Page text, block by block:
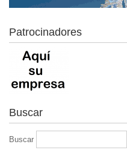
Patrocinadores
Buscar
Buscar